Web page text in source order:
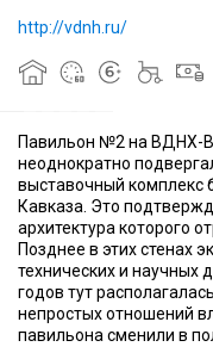
http://vdnh.ru/
проекту
С.П.
Полупанова
он
«Народное
образование»
Восточного
округа
Москвы
проекту
С.П.
Полупанова
он
«Народное
образование»
Восточного
округа
Москвы
Павильон №2 на ВДНХ-
неоднократно
выставочный комплекс
Кавказа. Это
архитектура которого
Позднее в этих стенах
технических и научных
годов тут
непростых отношений
павильона сменили в
Музей
космонавтики
в
Москве
музей
космической
тематики
в
Предметный
фонд
музея
на
январь
Музей
был
открыт
10
апреля
1981
года
—
Музей
космонавтики
в
Москве
-
музей
космической
тематики
в
Предметный
фонд
музея
на
январь
Музей
был
открыт
10
апреля
1981
года
—